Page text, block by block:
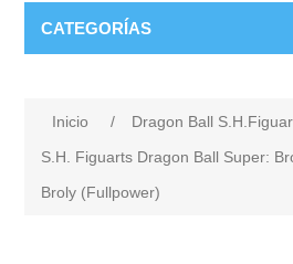
CATEGORÍAS
Inicio / Dragon Ball
S.H. Figuarts Dragon Ball Super:
Broly (Fullpower)